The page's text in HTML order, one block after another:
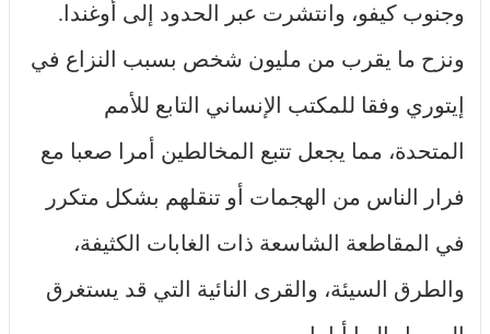
وجنوب كيفو، وانتشرت عبر الحدود إلى أوغندا.
ونزح ما يقرب من مليون شخص بسبب النزاع في
إيتوري وفقا للمكتب الإنساني التابع للأمم
المتحدة، مما يجعل تتبع المخالطين أمرا صعبا مع
فرار الناس من الهجمات أو تنقلهم بشكل متكرر
في المقاطعة الشاسعة ذات الغابات الكثيفة،
والطرق السيئة، والقرى النائية التي قد يستغرق